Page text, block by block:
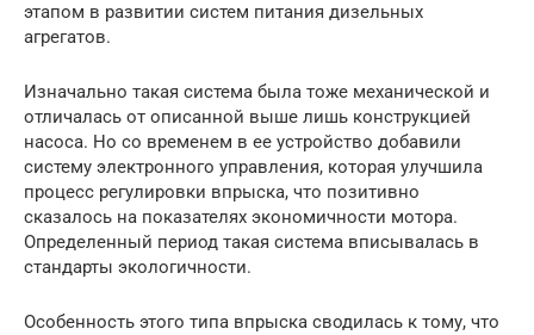
этапом в развитии систем питания дизельных
агрегатов.
Изначально такая система была тоже механической и
отличалась от описанной выше лишь конструкцией
насоса. Но со временем в ее устройство добавили
систему электронного управления, которая улучшила
процесс регулировки впрыска, что позитивно
сказалось на показателях экономичности мотора.
Определенный период такая система вписывалась в
стандарты экологичности.
Особенность этого типа впрыска сводилась к тому, что